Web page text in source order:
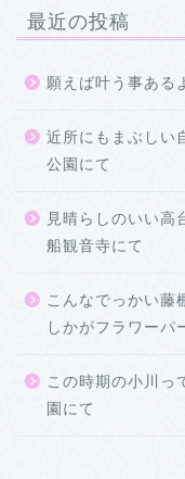
最近の投稿
願えば叶う事ある
近所にもまぶしい
公園にて
見晴らしのいい高
船観音寺にて
こんなでっかい藤
しかがフラワーパ
この時期の小川っ
園にて